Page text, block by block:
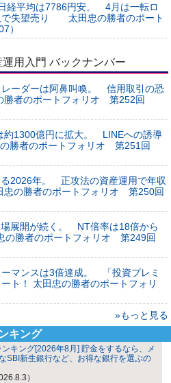
経平均は7786円安。 4月は一転ロ
で失望売り 太田忠の勝者のポート
）
運用入門 バックナンバー
レーダーは阿鼻叫喚。 信用取引の恐
勝者のポートフォリオ 第252回
約1300億円に拡大。 LINEへの誘導
勝者のポートフォリオ 第251回
る2026年。 正攻法の資産運用で年収
忠の勝者のポートフォリオ 第250回
場展開が続く。 NT倍率は18倍から
の勝者のポートフォリオ 第249回
マンスは3倍達成。 「投資プレミ
ト！ 太田忠の勝者のポートフォリ
»もっと見る
キング
キング[2026年8月] 貯金をするなら、メ
SBI新生銀行など、お得な銀行を選ぶの
）